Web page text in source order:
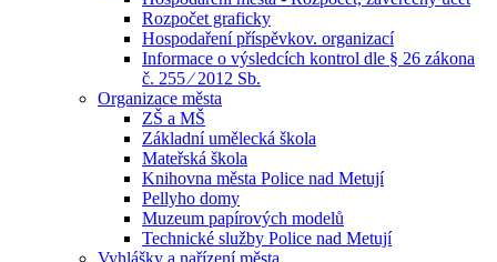
Rozpočet graficky
Hospodaření příspěvkov. organizací
Informace o výsledcích kontrol dle § 26 zákona
č. 255 ⁄ 2012 Sb.
Organizace města
ZŠ a MŠ
Základní umělecká škola
Mateřská škola
Knihovna města Police nad Metují
Pellyho domy
Muzeum papírových modelů
Technické služby Police nad Metují
Vyhlášky a nařízení města